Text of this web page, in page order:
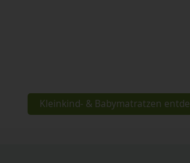
Kleinkind- & Babymatratzen